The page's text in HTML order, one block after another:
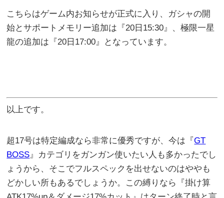
こちらはゲーム内お知らせが正式に入り、ガシャの開
始とサポートメモリー追加は『20日15:30』、極限一星
龍の追加は『20日17:00』となっています。
以上です。
超17号は特定編成なら非常に優秀ですが、今は『GT
BOSS 』カテゴリをガンガン使いたい人も多かったでし
ょうから、そこでフルスペックを出せないのはややも
どかしい所もあるでしょうか。この縛りなら『掛け算